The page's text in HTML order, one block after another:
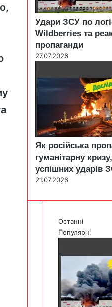
Удари ЗСУ по
Wildberries та
пропаганди
27.07.2026
Як російська
гуманітарну
успішних ударів
21.07.2026
Останні
Популярні